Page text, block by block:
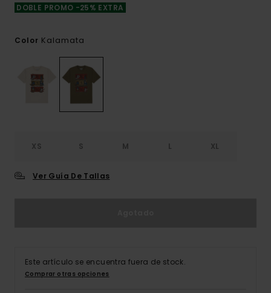
DOBLE PROMO -25% EXTRA
Color Kalamata
XS S M L XL
Ver Guía De Tallas
Este artículo se encuentra fuera de stock.
Comprar otras opciones